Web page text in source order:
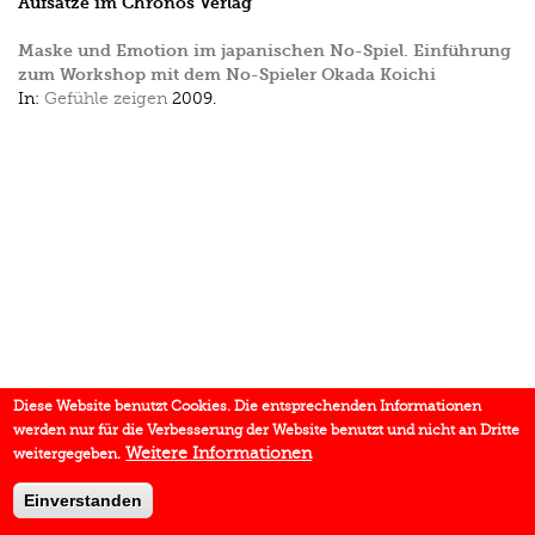
Maske und Emotion im japanischen No-Spiel. Einführung
zum Workshop mit dem No-Spieler Okada Koichi
In: Gefühle zeigen 2009.
Diese Website benutzt Cookies. Die entsprechenden Informationen
werden nur für die Verbesserung der Website benutzt und nicht an Dritte
weitergegeben. Weitere Informationen
Einverstanden